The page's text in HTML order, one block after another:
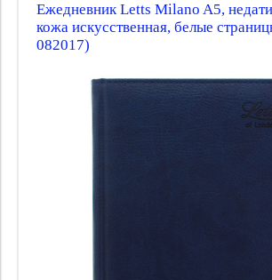
Ежедневник Letts Milano A5,
кожа искусственная, белые
082017)